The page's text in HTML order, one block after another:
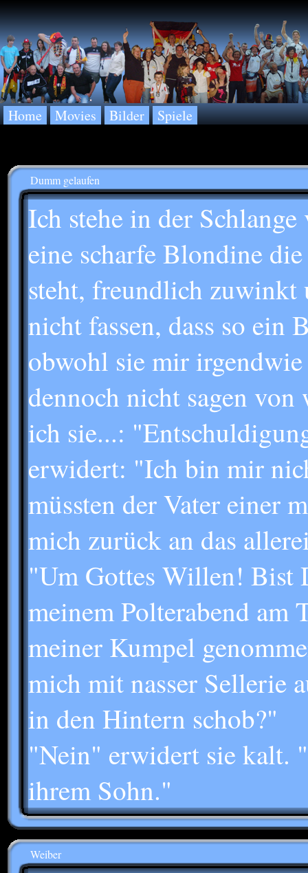
Home Movies Bilder Spiele
Dumm gelaufen
Ich stehe in der
eine scharfe Blondine
steht, freundlich zuwinkt
nicht fassen, dass so
obwohl sie mir
dennoch nicht sagen
ich sie...:
erwidert: "Ich bin mir
müssten der Vater einer
mich zurück an das
"Um Gottes Willen! Bist
meinem Polterabend am
meiner Kumpel
mich mit nasser Sellerie
in den Hintern schob?"
"Nein" erwidert sie kalt.
ihrem Sohn."
Weiber